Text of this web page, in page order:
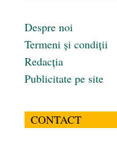
Despre noi
Termeni și condiții
Redacția
Publicitate pe site
CONTACT